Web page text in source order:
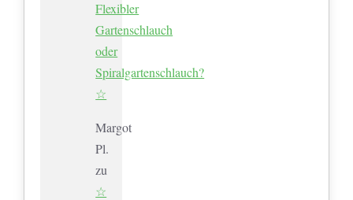
Flexibler
Gartenschlauch
oder
Spiralgartenschlauch?
☆
Margot
Pl.
zu
☆